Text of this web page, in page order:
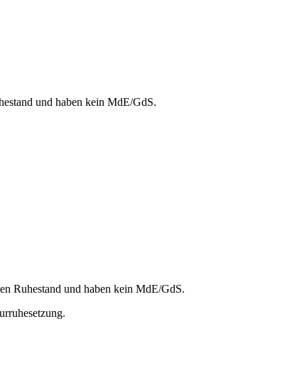
und haben kein MdE/GdS.
Ruhestand und haben kein MdE/GdS.